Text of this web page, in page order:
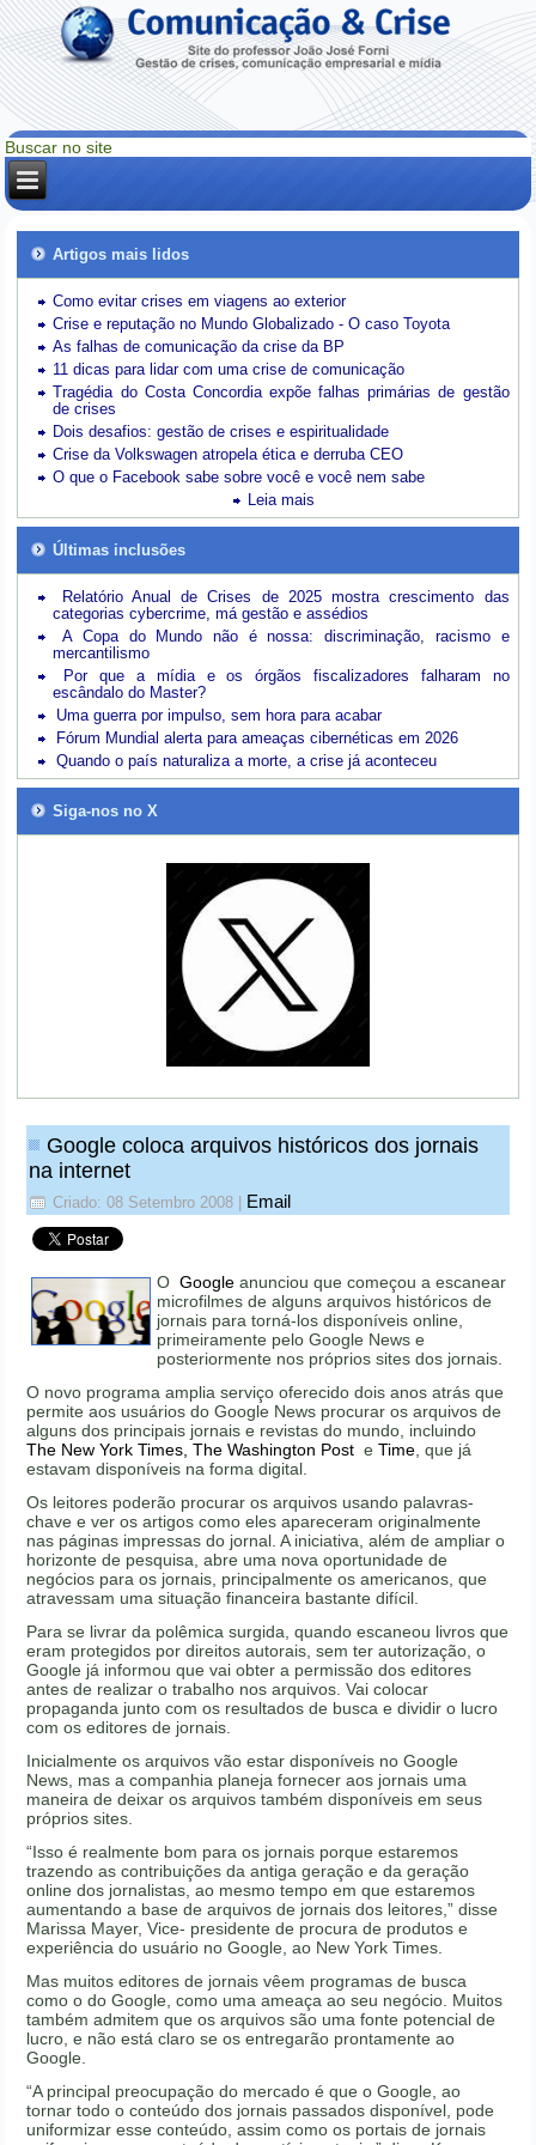
Artigos mais lidos
Como evitar crises em viagens ao exterior
Crise e reputação no Mundo Globalizado - O caso Toyota
As falhas de comunicação da crise da BP
11 dicas para lidar com uma crise de comunicação
Tragédia do Costa Concordia expõe falhas primárias de gestão
de crises
Dois desafios: gestão de crises e espiritualidade
Crise da Volkswagen atropela ética e derruba CEO
O que o Facebook sabe sobre você e você nem sabe
Leia mais
Últimas inclusões
Relatório Anual de Crises de 2025 mostra crescimento das
categorias cybercrime, má gestão e assédios
A Copa do Mundo não é nossa: discriminação, racismo e
mercantilismo
Por que a mídia e os órgãos fiscalizadores falharam no
escândalo do Master?
Uma guerra por impulso, sem hora para acabar
Fórum Mundial alerta para ameaças cibernéticas em 2026
Quando o país naturaliza a morte, a crise já aconteceu
Siga-nos no X
Google coloca arquivos históricos dos jornais
na internet
Criado: 08 Setembro 2008 Email
O Googleanunciou que começou a escanear
microfilmes de alguns arquivos históricos de
jornais para torná-los disponíveis online,
primeiramente pelo Google News e
posteriormente nos próprios sites dos jornais.
O novo programa amplia serviço oferecido dois anos atrás que
permite aos usuários do Google News procurar os arquivos de
alguns dos principais jornais e revistas do mundo, incluindo
The New York Times,The Washington Post eTime, que já
estavam disponíveis na forma digital.
Os leitores poderão procurar os arquivos usando palavras-
chave e ver os artigos como eles apareceram originalmente
nas páginas impressas do jornal. A iniciativa, além de ampliar o
horizonte de pesquisa, abre uma nova oportunidade de
negócios para os jornais, principalmente os americanos, que
atravessam uma situação financeira bastante difícil.
Para se livrar da polêmica surgida, quando escaneou livros que
eram protegidos por direitos autorais, sem ter autorização, o
Google já informou que vai obter a permissão dos editores
antes de realizar o trabalho nos arquivos. Vai colocar
propaganda junto com os resultados de busca e dividir o lucro
com os editores de jornais.
Inicialmente os arquivos vão estar disponíveis no Google
News, mas a companhia planeja fornecer aos jornais uma
maneira de deixar os arquivos também disponíveis em seus
próprios sites.
“Isso é realmente bom para os jornais porque estaremos
trazendo as contribuições da antiga geração e da geração
online dos jornalistas, ao mesmo tempo em que estaremos
aumentando a base de arquivos de jornais dos leitores,” disse
Marissa Mayer, Vice- presidente de procura de produtos e
experiência do usuário no Google, ao New York Times.
Mas muitos editores de jornais vêem programas de busca
como o do Google, como uma ameaça ao seu negócio. Muitos
também admitem que os arquivos são uma fonte potencial de
lucro, e não está claro se os entregarão prontamente ao
Google.
“A principal preocupação do mercado é que o Google, ao
tornar todo o conteúdo dos jornais passados disponível, pode
uniformizar esse conteúdo, assim como os portais de jornais